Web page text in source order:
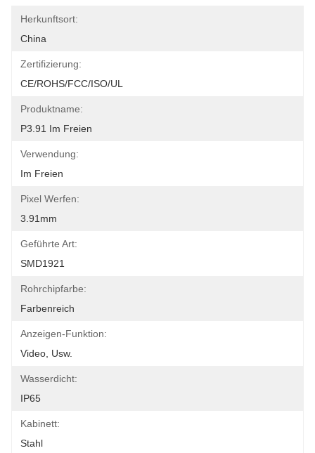
Herkunftsort:
China
Zertifizierung:
CE/ROHS/FCC/ISO/UL
Produktname:
P3.91 Im Freien
Verwendung:
Im Freien
Pixel Werfen:
3.91mm
Geführte Art:
SMD1921
Rohrchipfarbe:
Farbenreich
Anzeigen-Funktion:
Video, Usw.
Wasserdicht:
IP65
Kabinett:
Stahl